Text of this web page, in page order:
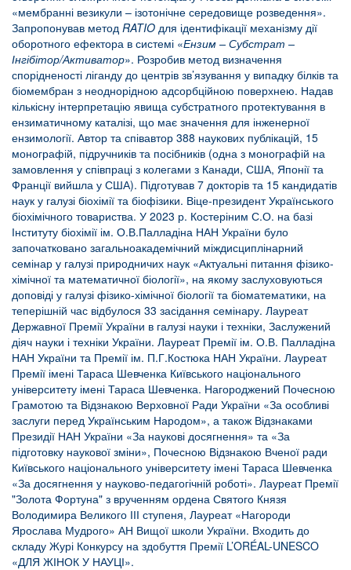
«мембранні везикули – ізотонічне середовище розведення».
Запропонував метод RATIO для ідентифікації механізму дії
оборотного ефектора в системі «Ензим – Субстрат –
Інгібітор/Активатор». Розробив метод визначення
спорідненості ліганду до центрів зв’язування у випадку білків та
біомембран з неоднорідною адсорбційною поверхнею. Надав
кількісну інтерпретацію явища субстратного протектування в
ензиматичному каталізі, що має значення для інженерної
ензимології. Автор та співавтор 388 наукових публікацій, 15
монографій, підручників та посібників (одна з монографій на
замовлення у співпраці з колегами з Канади, США, Японії та
Франції вийшла у США). Підготував 7 докторів та 15 кандидатів
наук у галузі біохімії та біофізики. Віце-президент Українського
біохімічного товариства. У 2023 р. Костеріним С.О. на базі
Інституту біохімії ім. О.В.Палладіна НАН України було
започатковано загальноакадемічний міждисциплінарний
семінар у галузі природничих наук «Актуальні питання фізико-
хімічної та математичної біології», на якому заслуховуються
доповіді у галузі фізико-хімічної біології та біоматематики, на
теперішній час відбулося 33 засідання семінару. Лауреат
Державної Премії України в галузі науки і техніки, Заслужений
діяч науки і техніки України. Лауреат Премії ім. О.В. Палладіна
НАН України та Премії ім. П.Г.Костюка НАН України. Лауреат
Премії імені Тараса Шевченка Київського національного
університету імені Тараса Шевченка. Нагороджений Почесною
Грамотою та Відзнакою Верховної Ради України «За особливі
заслуги перед Українським Народом», а також Відзнаками
Президії НАН України «За наукові досягнення» та «За
підготовку наукової зміни», Почесною Відзнакою Вченої ради
Київського національного університету імені Тараса Шевченка
«За досягнення у науково-педагогічній роботі». Лауреат Премії
"Золота Фортуна" з врученням ордена Святого Князя
Володимира Великого ІІІ ступеня, Лауреат «Нагороди
Ярослава Мудрого» АН Вищої школи України. Входить до
складу Журі Конкурсу на здобуття Премії L’ORÉAL-UNESCO
«ДЛЯ ЖІНОК У НАУЦІ».